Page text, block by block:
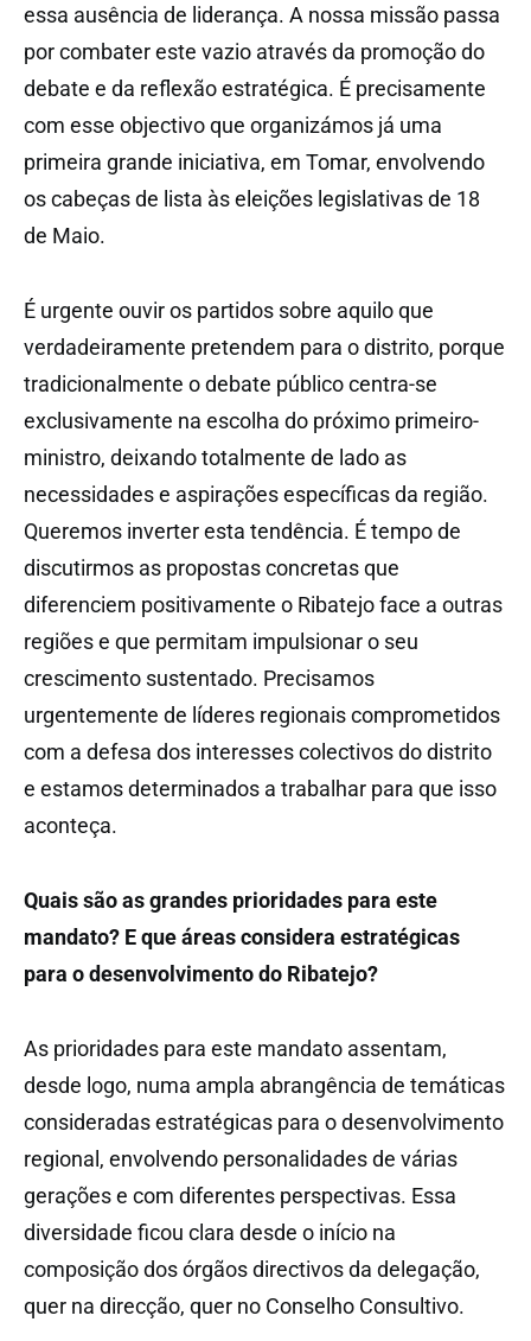
essa ausência de liderança. A nossa missão passa
por combater este vazio através da promoção do
debate e da reflexão estratégica. É precisamente
com esse objectivo que organizámos já uma
primeira grande iniciativa, em Tomar, envolvendo
os cabeças de lista às eleições legislativas de 18
de Maio.
É urgente ouvir os partidos sobre aquilo que
verdadeiramente pretendem para o distrito, porque
tradicionalmente o debate público centra-se
exclusivamente na escolha do próximo primeiro-
ministro, deixando totalmente de lado as
necessidades e aspirações específicas da região.
Queremos inverter esta tendência. É tempo de
discutirmos as propostas concretas que
diferenciem positivamente o Ribatejo face a outras
regiões e que permitam impulsionar o seu
crescimento sustentado. Precisamos
urgentemente de líderes regionais comprometidos
com a defesa dos interesses colectivos do distrito
e estamos determinados a trabalhar para que isso
aconteça.
Quais são as grandes prioridades para este
mandato? E que áreas considera estratégicas
para o desenvolvimento do Ribatejo?
As prioridades para este mandato assentam,
desde logo, numa ampla abrangência de temáticas
consideradas estratégicas para o desenvolvimento
regional, envolvendo personalidades de várias
gerações e com diferentes perspectivas. Essa
diversidade ficou clara desde o início na
composição dos órgãos directivos da delegação,
quer na direcção, quer no Conselho Consultivo.